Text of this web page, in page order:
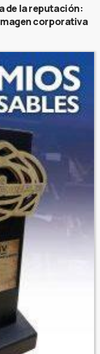
de la reputación:
corporativa